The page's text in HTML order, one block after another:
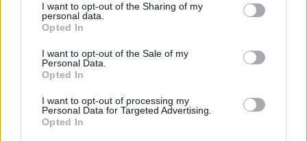
I want to opt-out of the Sharing of my
personal data.
Opted In
I want to opt-out of the Sale of my
Personal Data.
Opted In
I want to opt-out of processing my
Personal Data for Targeted Advertising.
Opted In